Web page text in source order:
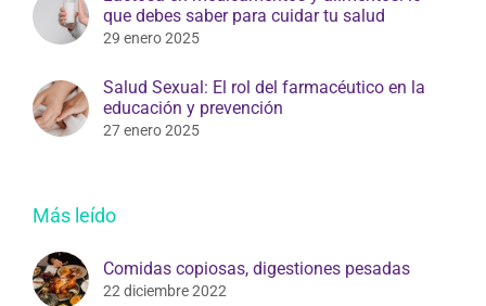
Lactosa en medicamentos y alimentos: lo
que debes saber para cuidar tu salud
Salud Sexual: El rol del farmacéutico en la
educación y prevención
Comidas copiosas, digestiones pesadas